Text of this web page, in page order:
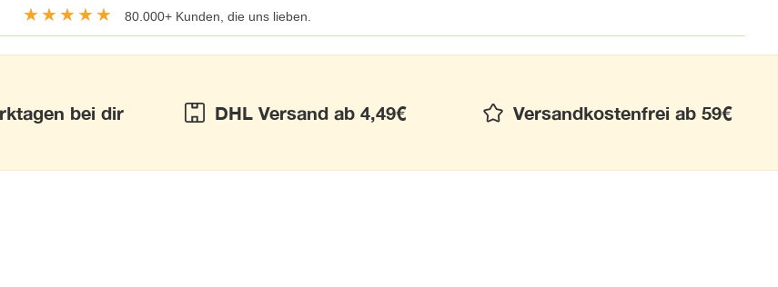
★★★★★ 80.000+ Kunden, die uns lieben.
bei dir DHL Versand ab 4,49€ Versandkostenfrei ab 59€